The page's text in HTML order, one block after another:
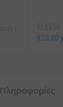
Πληροφορίες